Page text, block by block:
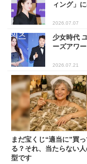
ィング」
2026.07.07
少女時代
ーズアワ
2026.07.21
まだ宝くじ“適当に”買っ
る？それ、当たらない
型です